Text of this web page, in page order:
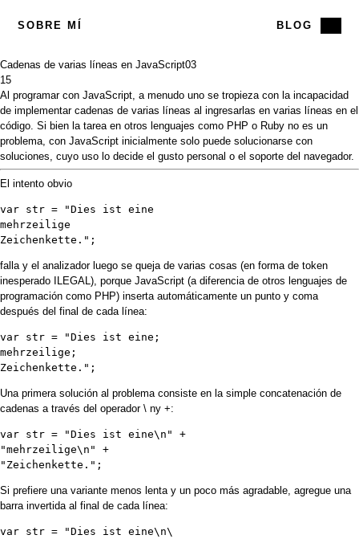
SOBRE MÍ BLOG
Cadenas de varias líneas en JavaScript03
15
Al programar con JavaScript, a menudo uno se tropieza con la incapacidad
de implementar cadenas de varias líneas al ingresarlas en varias líneas en el
código. Si bien la tarea en otros lenguajes como PHP o Ruby no es un
problema, con JavaScript inicialmente solo puede solucionarse con
soluciones, cuyo uso lo decide el gusto personal o el soporte del navegador.
El intento obvio
var str = "Dies ist eine
mehrzeilige
falla y el analizador luego se queja de varias cosas (en forma de token
inesperado ILEGAL), porque JavaScript (a diferencia de otros lenguajes de
programación como PHP) inserta automáticamente un punto y coma
después del final de cada línea:
var str = "Dies ist eine;
mehrzeilige;
Una primera solución al problema consiste en la simple concatenación de
cadenas a través del operador \ ny +:
var str = "Dies ist eine\n" +
"mehrzeilige\n" +
Si prefiere una variante menos lenta y un poco más agradable, agregue una
barra invertida al final de cada línea:
var str = "Dies ist eine\n\